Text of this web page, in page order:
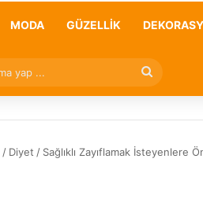
MODA GÜZELLIK
Arama
yap
/ Diyet / Sağlıklı Zayıflamak İsteyenlere